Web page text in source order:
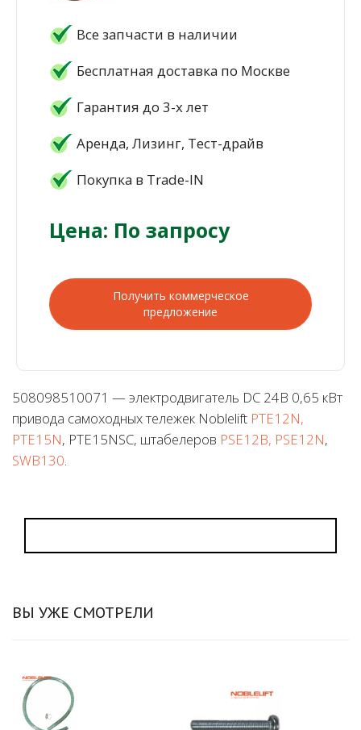
Все запчасти в наличии
Бесплатная доставка по Москве
Гарантия до 3-х лет
Аренда, Лизинг, Тест-драйв
Покупка в Trade-IN
Цена: По запросу
Получить коммерческое
предложение
508098510071 — электродвигатель DC 24В 0,65 кВт
привода самоходных тележек Noblelift PTE12N,
PTE15N, PTE15NSC, штабелеров PSE12B, PSE12N,
SWB130.
ВЫ УЖЕ СМОТРЕЛИ